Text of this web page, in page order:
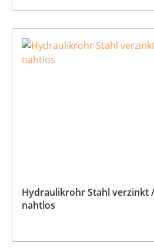
Hydraulikrohr Stahl verzinkt
nahtlos